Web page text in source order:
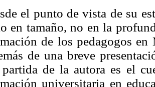
el punto de vista de su
en tamaño, no en la
de los pedagogos en
de una breve
de la autora es el
universitaria en